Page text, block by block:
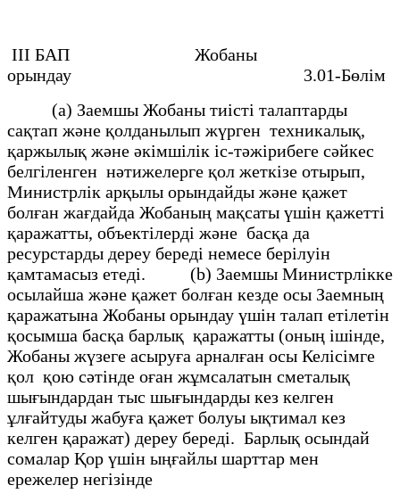
ІІI БАП Жобаны
орындау 3.01-Бөлiм
(а) Заемшы Жобаны тиiстi талаптарды
сақтап және қолданылып жүрген техникалық,
қаржылық және әкiмшiлiк іс-тәжiрибеге сәйкес
белгiленген нәтижелерге қол жеткізе отырып,
Министрлiк арқылы орындайды және қажет
болған жағдайда Жобаның мақсаты үшiн қажеттi
қаражатты, объектiлердi және басқа да
ресурстарды дереу бередi немесе берiлуiн
қамтамасыз етедi. (b) Заемшы Министрлiкке
осылайша және қажет болған кезде осы Заемның
қаражатына Жобаны орындау үшiн талап етiлетiн
қосымша басқа барлық қаражатты (оның ішiнде,
Жобаны жүзеге асыруға арналған осы Келiсiмге
қол қою сәтiнде оған жұмсалатын сметалық
шығындардан тыс шығындарды кез келген
ұлғайтуды жабуға қажет болуы ықтимал кез
келген қаражат) дереу бередi. Барлық осындай
сомалар Қор үшiн ыңғайлы шарттар мен
ережелер негiзiнде